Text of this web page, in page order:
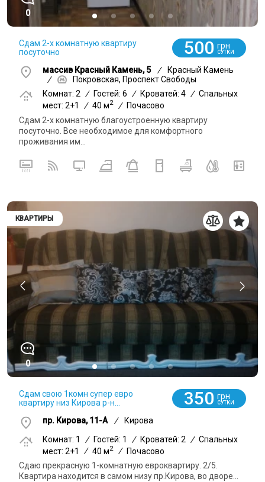
0
Сдам 2-х комнатную квартиру
посуточно
500 грн
СУТКИ
массив Красный Камень, 5 /
Красный Камень
/
Покровская, Проспект Свободы
Комнат: 2
/ Гостей: 6 / Кроватей: 4 / Спальных
мест: 2+1
/ 40 м2 /
Почасово
Сдам 2-х комнатную благоустроенную квартиру
посуточно. Все необходимое для комфортного
проживания им...
КВАРТИРЫ
0
Сдам свою 1комн супер евро
квартиру низ Кирова р-н...
350 грн
СУТКИ
пр. Кирова, 11-А /
Кирова
Комнат: 1
/ Гостей: 1 / Кроватей: 2 / Спальных
мест: 2+1
/ 40 м2 / Почасово
Сдаю прекрасную 1-комнатную евроквартиру. 2/5.
Квартира находится в самом низу пр.Кирова, во дворе...